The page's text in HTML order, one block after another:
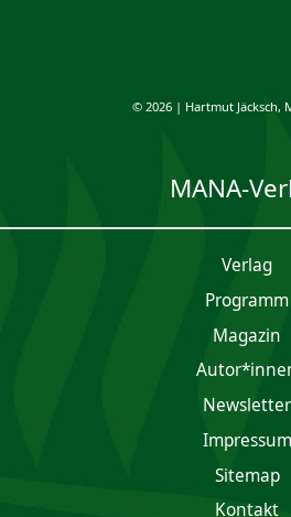
© 2026 | Hartmut Jäcksch,
MANA-
Verlag
Programm
Magazin
Newsletter
Impres­sum
Sitemap
Kontakt